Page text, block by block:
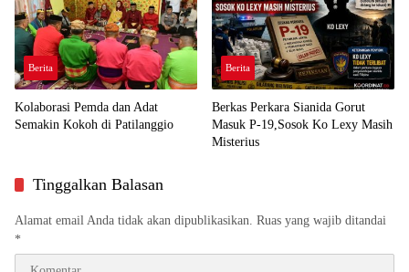
Berita
Kolaborasi Pemda dan Adat
Semakin Kokoh di Patilanggio
Berita
Berkas Perkara Sianida Gorut
Masuk P-19,Sosok Ko Lexy Masih
Misterius
Tinggalkan Balasan
Alamat email Anda tidak akan dipublikasikan. Ruas yang wajib ditandai
*